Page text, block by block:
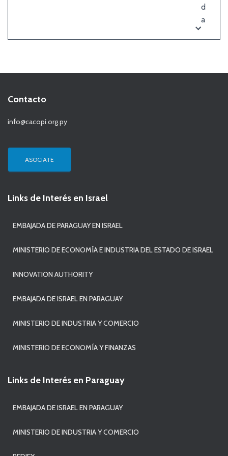
d
a
Contacto
info@cacopi.org.py
ASOCIATE
Links de Interés en Israel
EMBAJADA DE PARAGUAY EN ISRAEL
MINISTERIO DE ECONOMÍA E INDUSTRIA DEL ESTADO DE ISRAEL
INNOVATION AUTHORITY
EMBAJADA DE ISRAEL EN PARAGUAY
MINISTERIO DE INDUSTRIA Y COMERCIO
MINISTERIO DE ECONOMÍA Y FINANZAS
Links de Interés en Paraguay
EMBAJADA DE ISRAEL EN PARAGUAY
MINISTERIO DE INDUSTRIA Y COMERCIO